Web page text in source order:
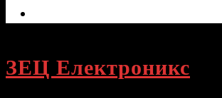
ЗЕЦ Електроникс